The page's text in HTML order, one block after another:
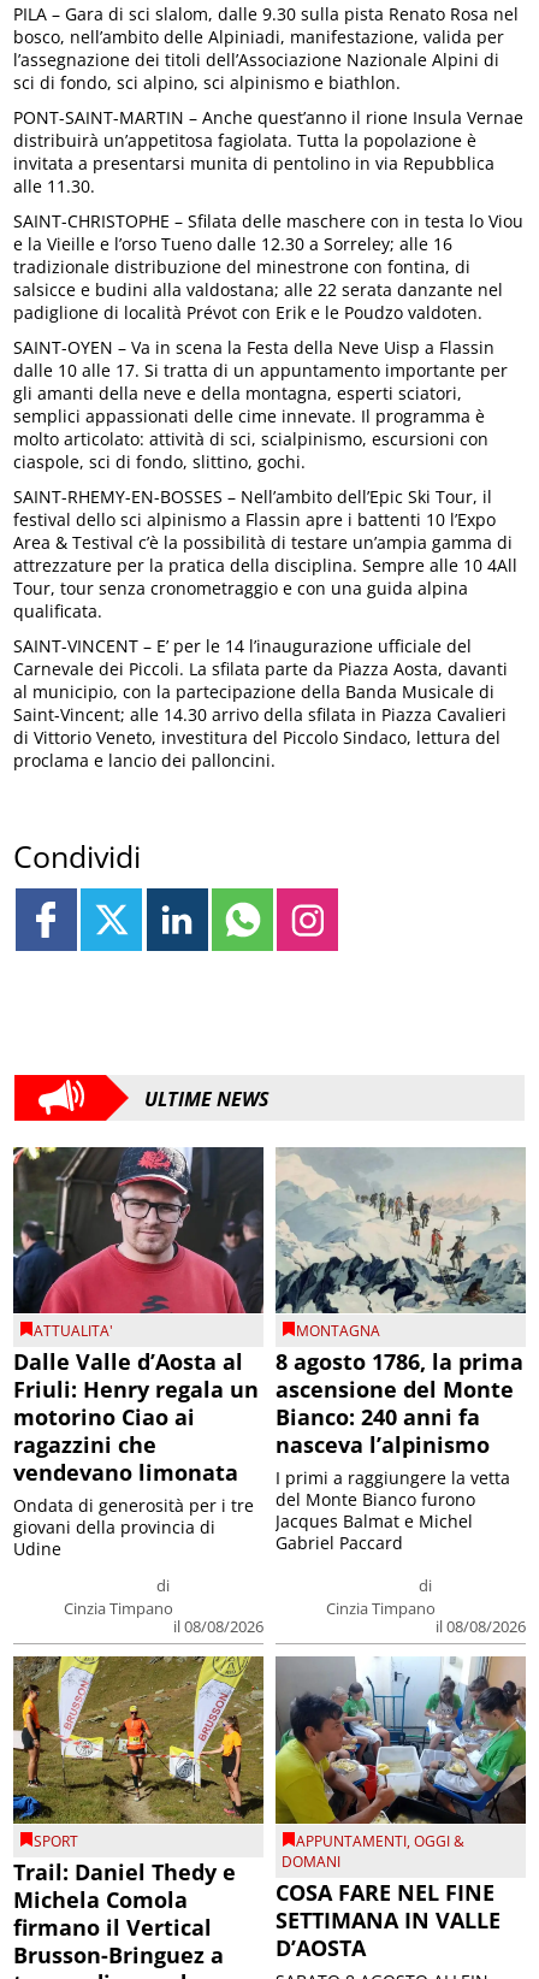
PILA – Gara di sci slalom, dalle 9.30 sulla pista Renato Rosa nel
bosco, nell’ambito delle Alpiniadi, manifestazione, valida per
l’assegnazione dei titoli dell’Associazione Nazionale Alpini di
sci di fondo, sci alpino, sci alpinismo e biathlon.
PONT-SAINT-MARTIN – Anche quest’anno il rione Insula Vernae
distribuirà un’appetitosa fagiolata. Tutta la popolazione è
invitata a presentarsi munita di pentolino in via Repubblica
alle 11.30.
SAINT-CHRISTOPHE – Sfilata delle maschere con in testa lo Viou
e la Vieille e l’orso Tueno dalle 12.30 a Sorreley; alle 16
tradizionale distribuzione del minestrone con fontina, di
salsicce e budini alla valdostana; alle 22 serata danzante nel
padiglione di località Prévot con Erik e le Poudzo valdoten.
SAINT-OYEN – Va in scena la Festa della Neve Uisp a Flassin
dalle 10 alle 17. Si tratta di un appuntamento importante per
gli amanti della neve e della montagna, esperti sciatori,
semplici appassionati delle cime innevate. Il programma è
molto articolato: attività di sci, scialpinismo, escursioni con
ciaspole, sci di fondo, slittino, gochi.
SAINT-RHEMY-EN-BOSSES – Nell’ambito dell’Epic Ski Tour, il
festival dello sci alpinismo a Flassin apre i battenti 10 l’Expo
Area & Testival c’è la possibilità di testare un’ampia gamma di
attrezzature per la pratica della disciplina. Sempre alle 10 4All
Tour, tour senza cronometraggio e con una guida alpina
qualificata.
SAINT-VINCENT – E’ per le 14 l’inaugurazione ufficiale del
Carnevale dei Piccoli. La sfilata parte da Piazza Aosta, davanti
al municipio, con la partecipazione della Banda Musicale di
Saint-Vincent; alle 14.30 arrivo della sfilata in Piazza Cavalieri
di Vittorio Veneto, investitura del Piccolo Sindaco, lettura del
proclama e lancio dei palloncini.
Condividi
ULTIME NEWS
ATTUALITA'
Dalle Valle d’Aosta al
Friuli: Henry regala un
motorino Ciao ai
ragazzini che
vendevano limonata
di
Cinzia Timpano
il 08/08/2026
Ondata di generosità per i tre
giovani della provincia di
Udine
MONTAGNA
8 agosto 1786, la prima
ascensione del Monte
Bianco: 240 anni fa
nasceva l’alpinismo
di
Cinzia Timpano
il 08/08/2026
I primi a raggiungere la vetta
del Monte Bianco furono
Jacques Balmat e Michel
Gabriel Paccard
SPORT
Trail: Daniel Thedy e
Michela Comola
firmano il Vertical
Brusson-Bringuez a
APPUNTAMENTI,OGGI &
DOMANI
COSA FARE NEL FINE
SETTIMANA IN VALLE
D’AOSTA